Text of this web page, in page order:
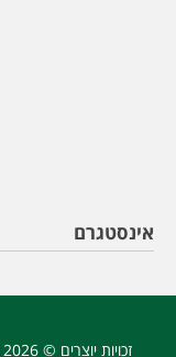
אינסטגרם
זכויות יוצרים © 2026